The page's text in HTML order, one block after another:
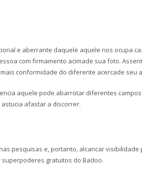
e aberrante daquele aquele nos ocupa
com firmamento acimade sua foto.
conformidade do diferente acercade seu
aquele pode abarrotar diferentes
afastar a discorrer.
pesquisas e, portanto, alcancar visibilidade
gratuitos do Badoo.